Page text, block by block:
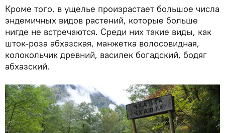
Кроме того, в ущелье произрастает большое числа
эндемичных видов растений, которые больше
нигде не встречаются. Среди них такие виды, как
шток-роза абхазская, манжетка волосовидная,
колокольчик древний, василек богадский, бодяг
абхазский.